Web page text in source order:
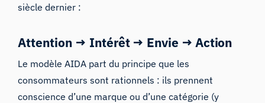
siècle dernier :
Attention → Intérêt → Envie → Action
Le modèle AIDA part du principe que les
consommateurs sont rationnels : ils prennent
conscience d’une marque ou d’une catégorie (y